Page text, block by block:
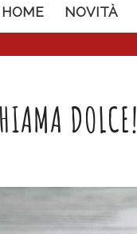
HOME NOVITÀ
DOLCE!